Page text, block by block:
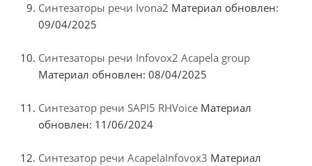
Синтезаторы речи Ivona2 Материал обновлен:
09/04/2025
Синтезаторы речи Infovox2 Acapela group
Материал обновлен: 08/04/2025
Синтезатор речи SAPI5 RHVoice Материал
обновлен: 11/06/2024
Синтезатор речи AcapelaInfovox3 Материал